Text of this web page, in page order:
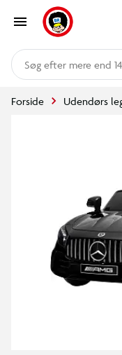
mere end
Forside Udendørs